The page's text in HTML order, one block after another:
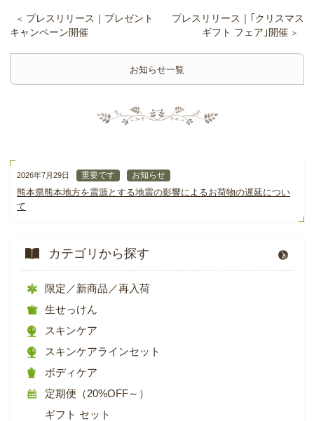
プレスリリース｜｢クリスマス
ギフト フェア｣開催
プレスリリース｜プレゼント
キャンペーン開催
お知らせ一覧
2026年7月29日 重要です お知らせ
熊本県熊本地方を震源とする地震の影響によるお荷物の遅延につい
て
カテゴリから探す
限定／新商品／再入荷
生せっけん
スキンケア
スキンケアラインセット
ボディケア
定期便（20%OFF～）
ギフト セット